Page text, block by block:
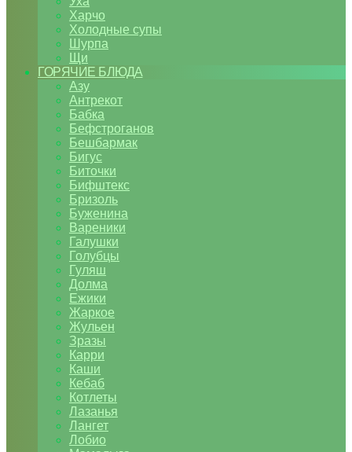
Харчо
Холодные супы
Шурпа
Щи
ГОРЯЧИЕ БЛЮДА
Азу
Антрекот
Бабка
Бефстроганов
Бешбармак
Бигус
Биточки
Бифштекс
Бризоль
Буженина
Вареники
Галушки
Голубцы
Гуляш
Долма
Ежики
Жаркое
Жульен
Зразы
Карри
Каши
Кебаб
Котлеты
Лазанья
Лангет
Лобио